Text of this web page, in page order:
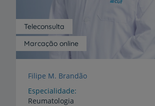
Marcação online
Teleconsulta
Filipe M. Brandão
Especialidade
Reumatologia